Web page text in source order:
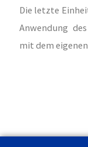
Die letzte
Anwendung
mit dem